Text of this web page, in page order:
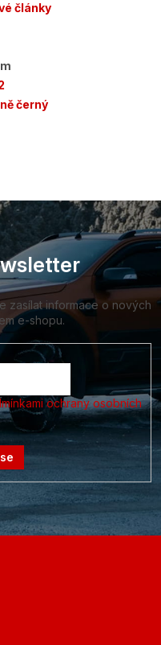
články
černý
zasílat informace o nových
e-shopu.
ochrany osobních